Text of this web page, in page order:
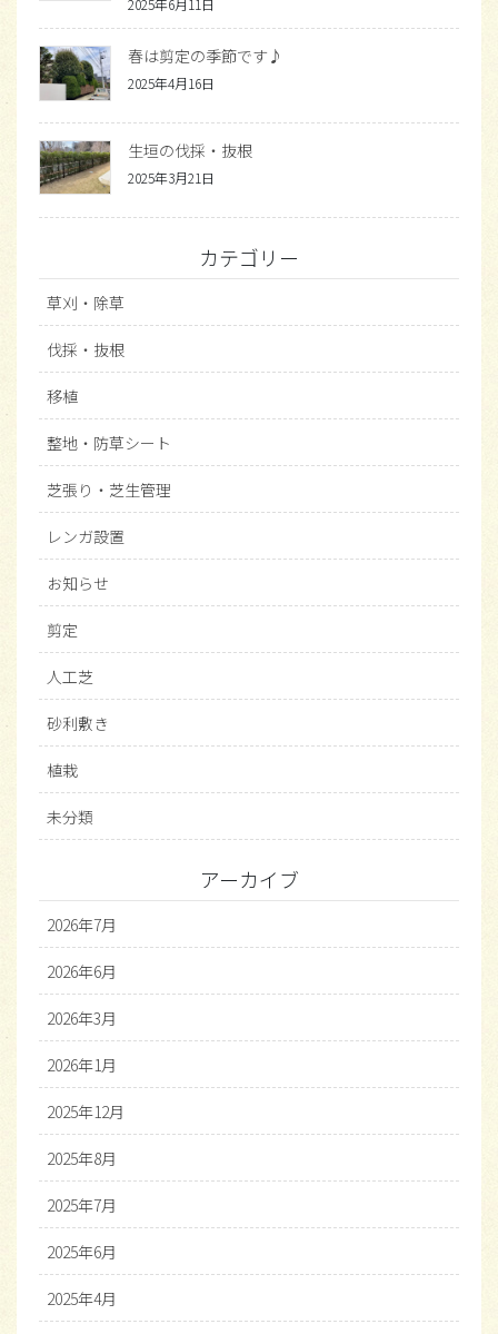
2025年6月11日
春は剪定の季節です♪
2025年4月16日
生垣の伐採・抜根
2025年3月21日
カテゴリー
草刈・除草
伐採・抜根
移植
整地・防草シート
芝張り・芝生管理
レンガ設置
お知らせ
剪定
人工芝
砂利敷き
植栽
未分類
アーカイブ
2026年7月
2026年6月
2026年3月
2026年1月
2025年12月
2025年8月
2025年7月
2025年6月
2025年4月